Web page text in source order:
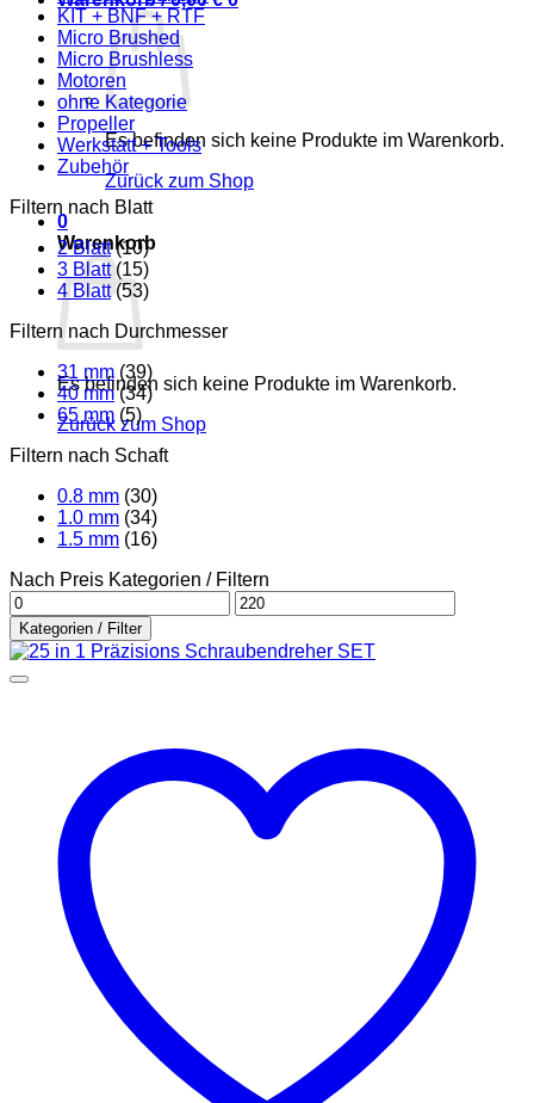
Es befinden sich keine Produkte im Warenkorb.
Zurück zum Shop
0
Warenkorb
Es befinden sich keine Produkte im Warenkorb.
Zurück zum Shop
KIT + BNF + RTF
Micro Brushed
Micro Brushless
Motoren
ohne Kategorie
Propeller
Werkstatt + Tools
Zubehör
Filtern nach Blatt
2 Blatt (10)
3 Blatt (15)
4 Blatt (53)
Filtern nach Durchmesser
31 mm (39)
40 mm (34)
65 mm (5)
Filtern nach Schaft
0.8 mm (30)
1.0 mm (34)
1.5 mm (16)
Nach Preis Kategorien / Filtern
Min.
Preis
Max.
Preis
Kategorien / Filter